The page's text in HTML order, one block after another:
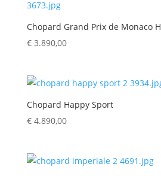
Chopard Grand Prix de Monaco
€3.890,00
Chopard Happy Sport
€4.890,00